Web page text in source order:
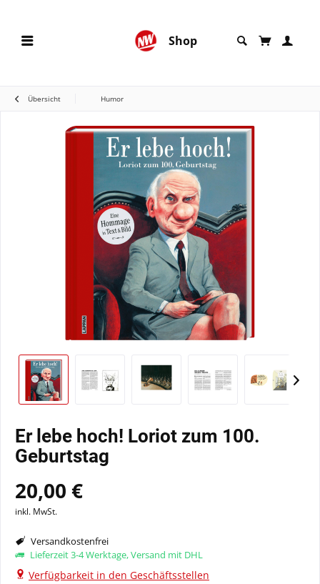
Shop
Übersicht Humor
Er lebe hoch! Loriot zum 100.
Geburtstag
20,00 €
inkl. MwSt.
Versandkostenfrei
Lieferzeit 3-4 Werktage, Versand mit DHL
Verfügbarkeit in den Geschäftsstellen